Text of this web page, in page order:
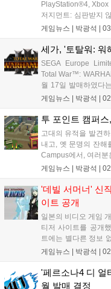
PlayStation®4, Xbox
저지먼트: 심판받지
마사하루가 주인공
게임뉴스 | 박광석
세가, '토탈워: 워
SEGA Europe
Total War™:
월 17일 발매하였다
운 발전을 이끌어 냈
게임뉴스 | 박광석
투 포인트 캠퍼
고대의 유적을 발견
내고, 옛 문명의 잔해
Campus에서, 여러분
다. 삽과 돋보기, 그
게임뉴스 | 박광석
'데빌 서머너' 신
이트 공개
일본의 비디오 게임
티저 사이트를 공개
트에는 별다른 정보
트 다운 표시만 노출
게임뉴스 | 박광석
'페르소나4 디 얼
월 발매 결정